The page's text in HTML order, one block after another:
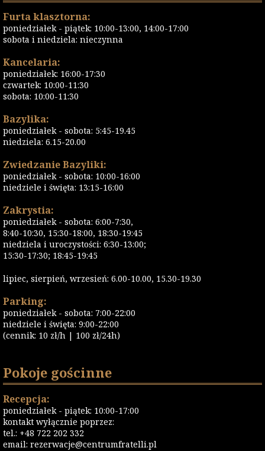
Furta klasztorna:
poniedziałek - piątek: 10:00-13:00, 14:00-17:00
sobota i niedziela: nieczynna
Kancelaria:
poniedziałek: 16:00-17:30
czwartek: 10:00-11:30
sobota: 10:00-11:30
Bazylika:
poniedziałek - sobota: 5:45-19.45
niedziela: 6.15-20.00
Zwiedzanie Bazyliki:
poniedziałek - sobota: 10:00-16:00
niedziele i święta: 13:15-16:00
Zakrystia:
poniedziałek - sobota: 6:00-7:30,
8:40-10:30, 15:30-18:00, 18:30-19:45
niedziela i uroczystości: 6:30-13:00;
15:30-17:30; 18:45-19:45
lipiec, sierpień, wrzesień: 6.00-10.00, 15.30-19.30
Parking:
poniedziałek - sobota: 7:00-22:00
niedziele i święta: 9:00-22:00
(cennik: 10 zł/h | 100 zł/24h)
Pokoje gościnne
Recepcja:
poniedziałek - piątek: 10:00-17:00
kontakt wyłącznie poprzez:
tel.: +48 722 202 332
email: rezerwacje@centrumfratelli.pl